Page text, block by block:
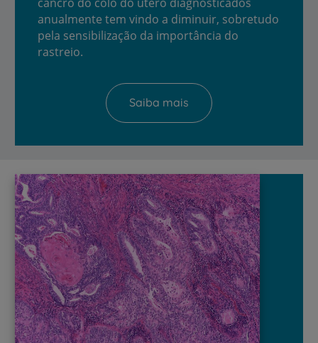
anualmente tem vindo a diminuir, sobretudo
pela sensibilização da importância do
rastreio.
Saiba mais